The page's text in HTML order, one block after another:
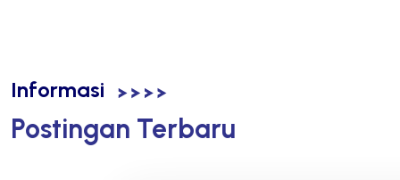
Informasi
Postingan Terbaru